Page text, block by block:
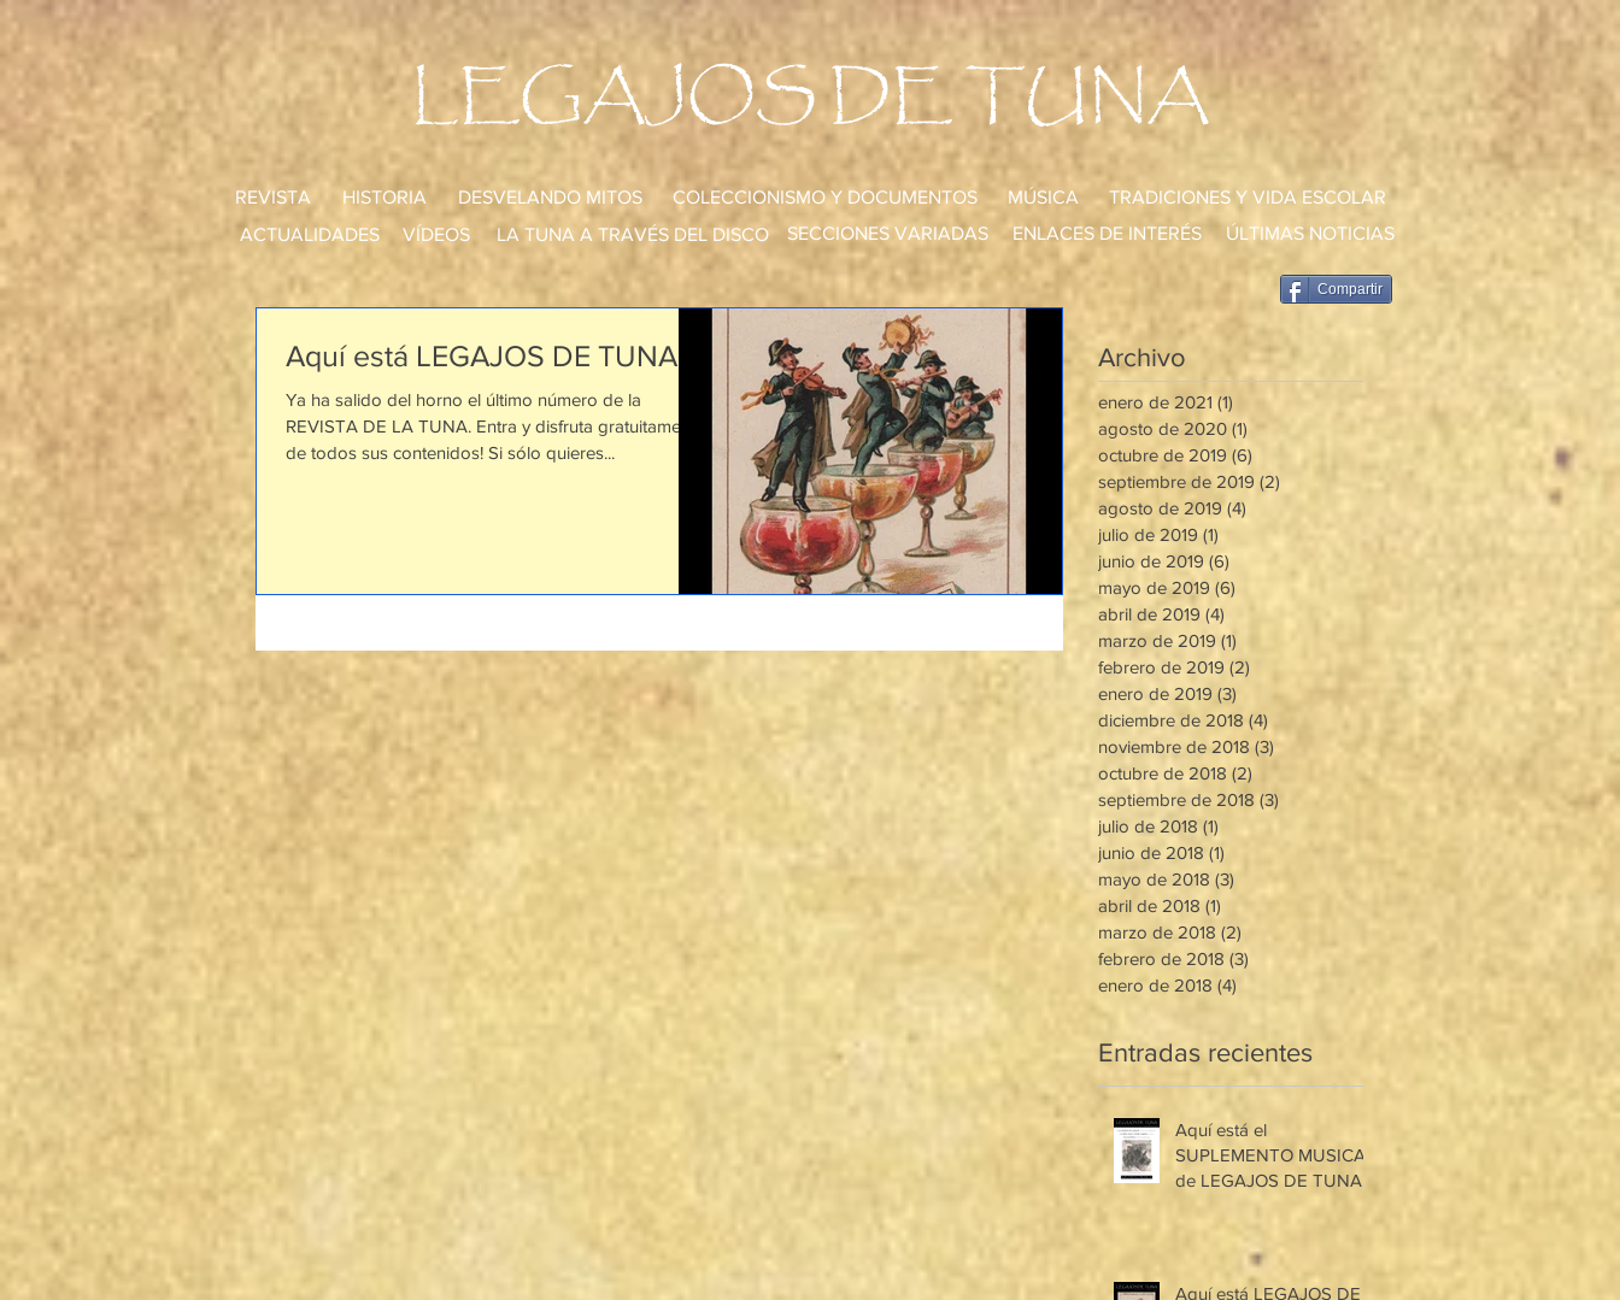
LEGAJOS DE TUNA
REVISTA HISTORIA DESVELANDO MITOS COLECCIONISMO Y DOCUMENTOS MÚSICA
TRADICIONES Y VIDA ESCOLAR
ACTUALIDADES
LA TUNA A TRAVÉS DEL DISCO SECCIONES VARIADAS ENLACES DE INTERÉS ÚLTIMAS NOTICIAS
VÍDEOS
Aquí está LEGAJOS DE TUNA!!!
Ya ha salido del horno el último número de la
REVISTA DE LA TUNA. Entra y disfruta gratuitamente
de todos sus contenidos! Si sólo quieres...
Archivo
enero de 2021 (1)
agosto de 2020 (1)
octubre de 2019 (6)
septiembre de 2019 (2)
agosto de 2019 (4)
julio de 2019 (1)
junio de 2019 (6)
mayo de 2019 (6)
abril de 2019 (4)
marzo de 2019 (1)
febrero de 2019 (2)
enero de 2019 (3)
diciembre de 2018 (4) 4 entradas
noviembre de 2018 (3)
octubre de 2018 (2)
septiembre de 2018 (3) 3 entradas
julio de 2018 (1)
junio de 2018 (1)
mayo de 2018 (3)
abril de 2018 (1)
marzo de 2018 (2)
febrero de 2018 (3) 3 entradas
enero de 2018 (4)
Entradas recientes
Aquí está el
SUPLEMENTO MUSICAL
de LEGAJOS DE TUNA!!!
Aquí está LEGAJOS DE
Compartir